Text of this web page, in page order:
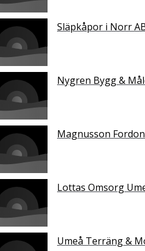
Släpkåpor i Norr
Nygren Bygg &
Magnusson
Lottas Omsorg
Umeå Terräng &